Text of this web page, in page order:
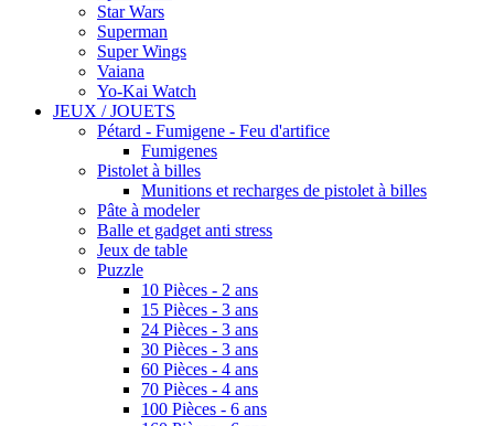
Star Wars
Superman
Super Wings
Vaiana
Yo-Kai Watch
JEUX / JOUETS
Pétard - Fumigene - Feu d'artifice
Fumigenes
Pistolet à billes
Munitions et recharges de pistolet à billes
Pâte à modeler
Balle et gadget anti stress
Jeux de table
Puzzle
10 Pièces - 2 ans
15 Pièces - 3 ans
24 Pièces - 3 ans
30 Pièces - 3 ans
60 Pièces - 4 ans
70 Pièces - 4 ans
100 Pièces - 6 ans